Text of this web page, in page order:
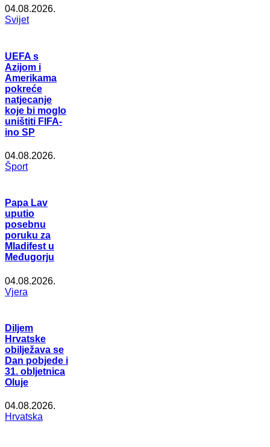
04.08.2026.
Svijet
UEFA s
Azijom i
Amerikama
pokreće
natjecanje
koje bi moglo
uništiti FIFA-
ino SP
04.08.2026.
Šport
Papa Lav
uputio
posebnu
poruku za
Mladifest u
Međugorju
04.08.2026.
Vjera
Diljem
Hrvatske
obilježava se
Dan pobjede i
31. obljetnica
Oluje
04.08.2026.
Hrvatska